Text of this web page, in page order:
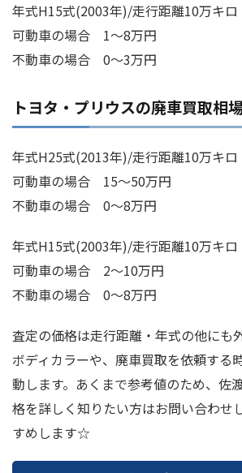
年式H15式(2003年)/走行距離10万キロ
可動車の場合 1～8万円
不動車の場合 0～3万円
トヨタ・プリウスの廃車買取相
年式H25式(2013年)/走行距離10万キロ
可動車の場合 15～50万円
不動車の場合 0～8万円
年式H15式(2003年)/走行距離10万キロ
可動車の場合 2～10万円
不動車の場合 0～8万円
査定の価格は走行距離・年式の他にも
ボディカラーや、廃車買取を依頼する
動します。あくまで参考値のため、佐
格を詳しく知りたい方はお問い合わせ
すめします☆